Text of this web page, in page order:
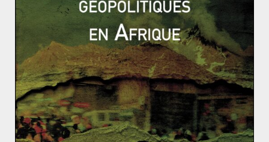
détruire de nombreux véhicules militaires. « Les drones
turcs ont fait la différence» au profit de l’Azerbaïdjan,
affirme Gaïdz Minassian, enseignant à Science Po et
spécialiste du Caucase.
L’intervention directe et décisive des turcs dans ce
conflit a prouvé aux yeux du monde que le pays
devient, avec la Russie, une puissance de plus en plus
redoutable dans la région. Néanmoins, depuis 2018, la